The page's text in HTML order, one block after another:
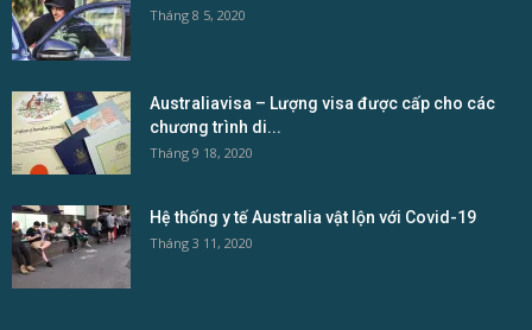
Tháng 8 5, 2020
Australiavisa – Lượng visa được cấp cho các
chương trình di...
Tháng 9 18, 2020
Hệ thống y tế Australia vật lộn với Covid-19
Tháng 3 11, 2020